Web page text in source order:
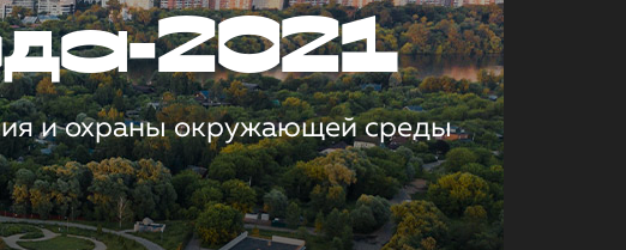
2021
и охраны окружающей среды